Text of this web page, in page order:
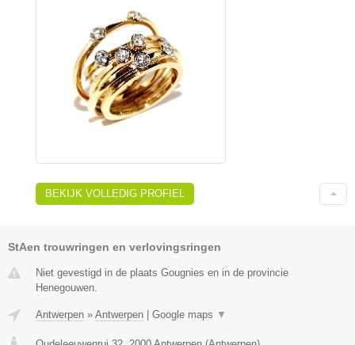
BEKIJK VOLLEDIG PROFIEL
StAen trouwringen en verlovingsringen
Niet gevestigd in de plaats Gougnies en in de provincie
Henegouwen.
Antwerpen » Antwerpen | Google maps ▼